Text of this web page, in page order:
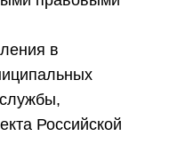
в
Российской